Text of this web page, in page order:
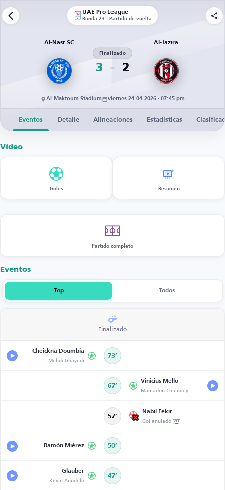
UAE Pro League
Ronda 23 - Partido de vuelta
Al-Nasr SC
3
Finalizado
2
Al-Jazira
Al-Maktoum Stadium viernes 24-04-2026 · 07:45 pm
Eventos Detalle Alineaciones Estadísticas
Vídeo
Goles Resumen
Partido completo
Eventos
Top Todos
Finalizado
Cheickna Doumbia
Mehdi Ghayedi 73’
67’
Vinicius Mello
Mamadou Coulibaly
57’
Nabil Fekir
Gol anulado
Ramón Miérez 50’
Glauber
Kevin Agudelo 47’